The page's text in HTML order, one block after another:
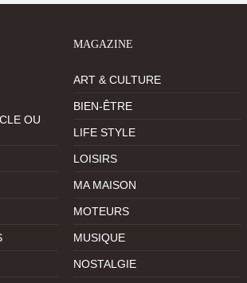
OU
MAGAZINE
ART & CULTURE
BIEN-ÊTRE
LIFE STYLE
LOISIRS
MA MAISON
MOTEURS
MUSIQUE
NOSTALGIE